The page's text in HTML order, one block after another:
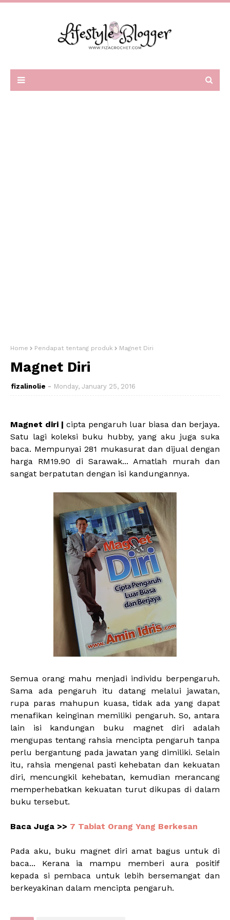
Home Pendapat tentang produk Magnet Diri
Magnet Diri
fizalinolie Monday, January 25, 2016
Magnet diri | cipta pengaruh luar biasa dan berjaya.
Satu lagi koleksi buku hubby, yang aku juga suka
baca. Mempunyai 281 mukasurat dan dijual dengan
harga RM19.90 di Sarawak... Amatlah murah dan
sangat berpatutan dengan isi kandungannya.
Semua orang mahu menjadi individu berpengaruh.
Sama ada pengaruh itu datang melalui jawatan,
rupa paras mahupun kuasa, tidak ada yang dapat
menafikan keinginan memiliki pengaruh. So, antara
lain isi kandungan buku magnet diri adalah
mengupas tentang rahsia mencipta pengaruh tanpa
perlu bergantung pada jawatan yang dimiliki. Selain
itu, rahsia mengenal pasti kehebatan dan kekuatan
diri, mencungkil kehebatan, kemudian merancang
memperhebatkan kekuatan turut dikupas di dalam
buku tersebut.
Baca Juga >> 7 Tabiat Orang Yang Berkesan
Pada aku, buku magnet diri amat bagus untuk di
baca... Kerana ia mampu memberi aura positif
kepada si pembaca untuk lebih bersemangat dan
berkeyakinan dalam mencipta pengaruh.